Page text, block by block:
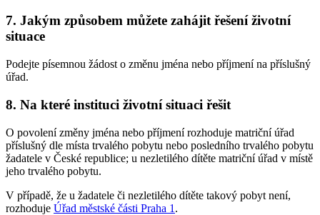
7. Jakým způsobem můžete zahájit řešení životní
situace
Podejte písemnou žádost o změnu jména nebo příjmení na příslušný
úřad.
8. Na které instituci životní situaci řešit
O povolení změny jména nebo příjmení rozhoduje matriční úřad
příslušný dle místa trvalého pobytu nebo posledního trvalého pobytu
žadatele v České republice; u nezletilého dítěte matriční úřad v místě
jeho trvalého pobytu.
V případě, že u žadatele či nezletilého dítěte takový pobyt není,
rozhoduje Úřad městské části Praha 1 .